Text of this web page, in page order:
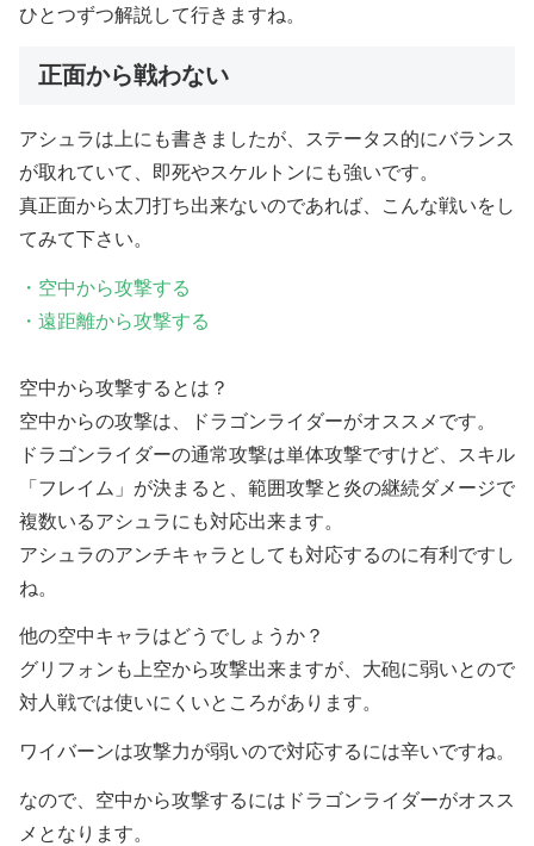
ひとつずつ解説して行きますね。
正面から戦わない
アシュラは上にも書きましたが、ステータス的にバランス
が取れていて、即死やスケルトンにも強いです。
真正面から太刀打ち出来ないのであれば、こんな戦いをし
てみて下さい。
・空中から攻撃する
・遠距離から攻撃する
空中から攻撃するとは？
空中からの攻撃は、ドラゴンライダーがオススメです。
ドラゴンライダーの通常攻撃は単体攻撃ですけど、スキル
「フレイム」が決まると、範囲攻撃と炎の継続ダメージで
複数いるアシュラにも対応出来ます。
アシュラのアンチキャラとしても対応するのに有利ですし
ね。
他の空中キャラはどうでしょうか？
グリフォンも上空から攻撃出来ますが、大砲に弱いとので
対人戦では使いにくいところがあります。
ワイバーンは攻撃力が弱いので対応するには辛いですね。
なので、空中から攻撃するにはドラゴンライダーがオスス
メとなります。